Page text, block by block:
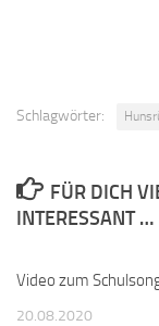
Schlagwörter:
FÜR DICH
INTERESSANT …
Video zum
20.08.2020